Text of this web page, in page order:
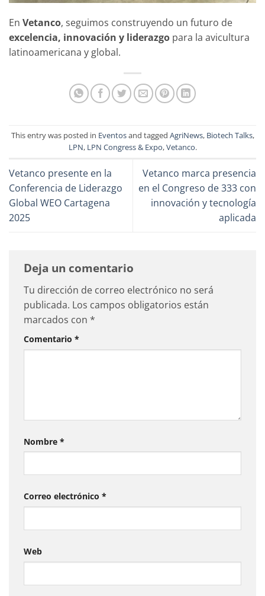
En Vetanco, seguimos construyendo un futuro de
excelencia, innovación y liderazgo para la avicultura
latinoamericana y global.
This entry was posted in Eventosand tagged AgriNews, Biotech Talks,
LPN, LPN Congress & Expo,Vetanco.
Vetanco presente en la
Conferencia de Liderazgo
Global WEO Cartagena
2025
Vetanco marca presencia
en el Congreso de 333 con
innovación y tecnología
aplicada
Deja un comentario
Tu dirección de correo electrónico no será
publicada. Los campos obligatorios están
marcados con *
Comentario *
Nombre *
Correo electrónico *
Web